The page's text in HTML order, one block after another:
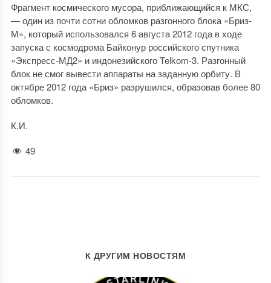
Фрагмент космического мусора, приближающийся к МКС,
— один из почти сотни обломков разгонного блока «Бриз-
М», который использовался 6 августа 2012 года в ходе
запуска с космодрома Байконур российского спутника
«Экспресс-МД2» и индонезийского Telkom-3. Разгонный
блок не смог вывести аппараты на заданную орбиту. В
октябре 2012 года «Бриз» разрушился, образовав более 80
обломков.
К.И.
49
К ДРУГИМ НОВОСТЯМ